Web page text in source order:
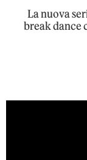
La nuova
break dance